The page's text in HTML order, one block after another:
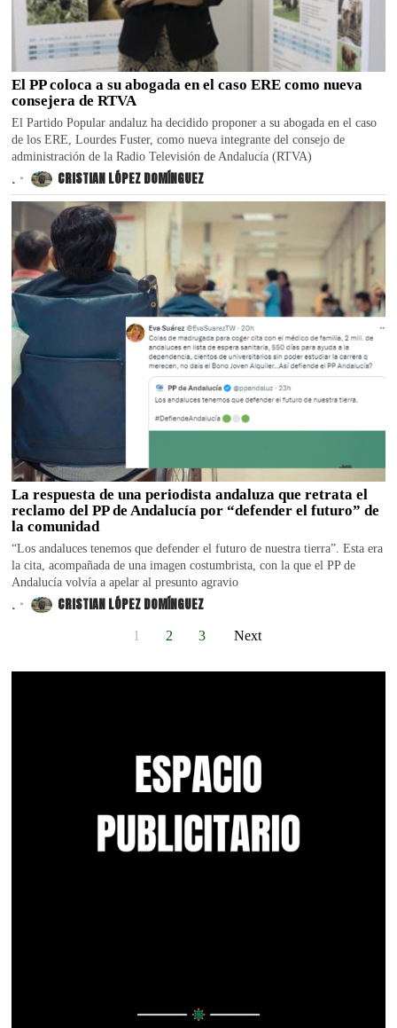
El PP coloca a su abogada en el caso ERE como nueva
consejera de RTVA
El Partido Popular andaluz ha decidido proponer a su abogada en el caso
de los ERE, Lourdes Fuster, como nueva integrante del consejo de
administración de la Radio Televisión de Andalucía (RTVA)
. CRISTIAN LÓPEZ DOMÍNGUEZ
La respuesta de una periodista andaluza que retrata el
reclamo del PP de Andalucía por “defender el futuro” de
la comunidad
“Los andaluces tenemos que defender el futuro de nuestra tierra”. Esta era
la cita, acompañada de una imagen costumbrista, con la que el PP de
Andalucía volvía a apelar al presunto agravio
. CRISTIAN LÓPEZ DOMÍNGUEZ
1 2 3 Next